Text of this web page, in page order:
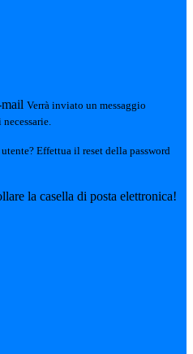
Verrà inviato un messaggio
Effettua il reset della password
la casella di posta elettronica!